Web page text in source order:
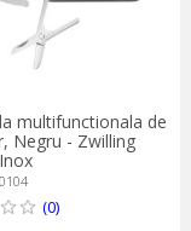
multifunctionala de
Negru - Zwilling
(0)